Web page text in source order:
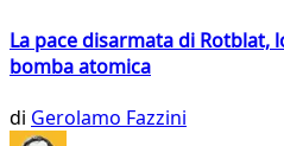
La pace disarmata di Rotblat,
bomba atomica
di Gerolamo Fazzini